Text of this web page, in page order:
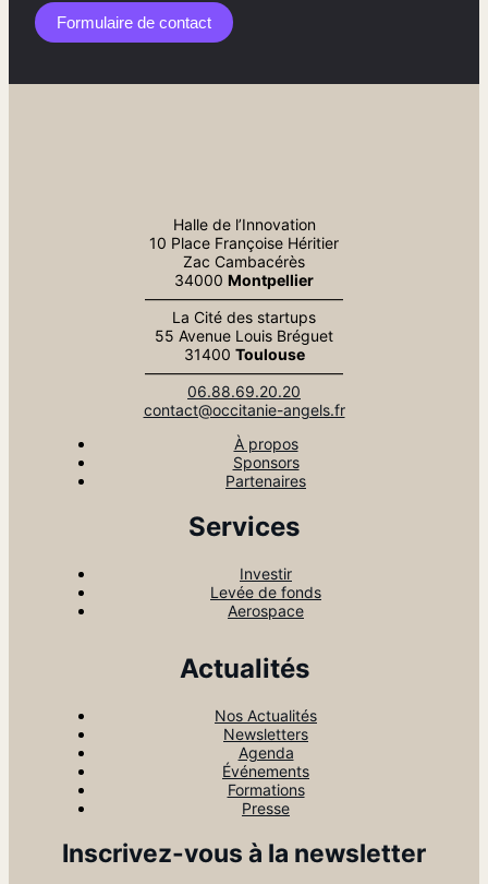
Formulaire de contact​
Halle de l’Innovation
10 Place Françoise Héritier
Zac Cambacérès
34000 Montpellier
—————————————
La Cité des startups
55 Avenue Louis Bréguet
31400 Toulouse
—————————————
06.88.69.20.20
contact@occitanie-angels.fr
À propos
Sponsors
Partenaires
Services
Investir
Levée de fonds
Aerospace
Actualités
Nos Actualités
Newsletters
Agenda
Événements
Formations
Presse
Inscrivez-vous à la newsletter